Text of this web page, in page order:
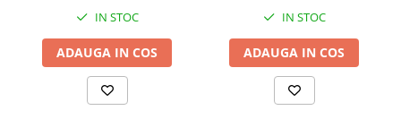
IN STOC
ADAUGA IN COS
IN STOC
ADAUGA IN COS